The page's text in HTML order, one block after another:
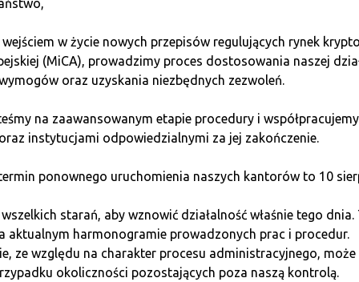
opłat, co czyni ją głównym konkurentem dla
Jej innowacje, w tym smartfon Saga z wbudowanym
Infrastrukturalny Gigant
finansów. Dostarczając wiarygodne dane z
Interoperability Protocol) i partnerstwo ze SWIFT
na realnej użyteczności.
i Misja Długoterminowa
w życie nowych przepisów regulujących rynek
(MiCA), prowadzimy proces dostosowania naszej
oraz uzyskania niezbędnych zezwoleń.
na zaawansowanym etapie procedury i
instytucjami odpowiedzialnymi za jej zakończenie.
ponownego uruchomienia naszych kantorów to 10
starań, aby wznowić działalność właśnie tego dnia.
aktualnym harmonogramie prowadzonych prac i procedur.
ze względu na charakter procesu administracyjnego, może
okoliczności pozostających poza naszą kontrolą.